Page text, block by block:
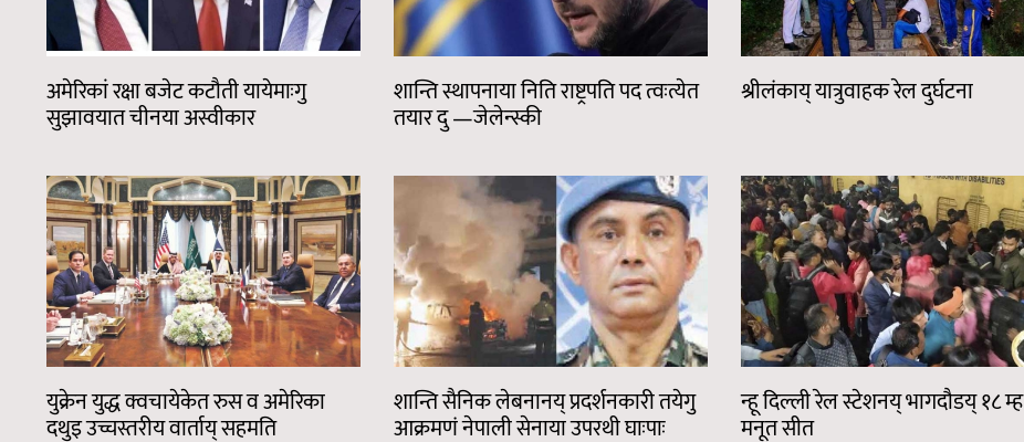
अमेरिकां रक्षा बजेट कटौती यायेमाःगु
सुझावयात चीनया अस्वीकार
शान्ति स्थापनाया निति राष्ट्रपति पद त्वःत्येत
तयार दु —जेलेन्स्की
श्रीलंकाय् यात्रुवाहक रेल दुर्घटना
युक्रेन युद्ध क्वचायेकेत रुस व अमेरिका
दथुइ उच्चस्तरीय वार्ताय् सहमति
शान्ति सैनिक लेबनानय् प्रदर्शनकारी तयेगु
आक्रमणं नेपाली सेनाया उपरथी घाःपाः
न्हू दिल्ली रेल स्टेशनय् भागदौडय् १८ म्ह
मनूत सीत